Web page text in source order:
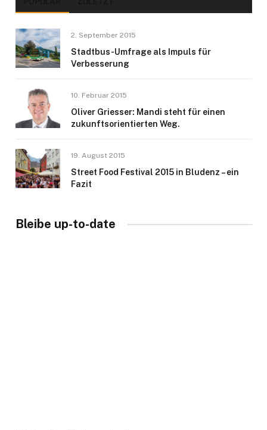
2. September 2015
Stadtbus-Umfrage als Impuls für
Verbesserung
10. Februar 2015
Oliver Griesser: Mandi steht für einen
zukunftsorientierten Weg.
19. August 2015
Street Food Festival 2015 in Bludenz – ein
Fazit
Bleibe up-to-date